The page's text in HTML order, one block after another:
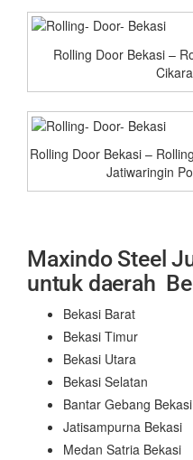
Rolling Door Bekasi –
Rolling Door Bekasi –
Jatiwaringin
Maxindo Steel
untuk daerah
Bekasi Barat
Bekasi Timur
Bekasi Utara
Bekasi Selatan
Bantar Gebang Bekasi
Jatisampurna Bekasi
Medan Satria Bekasi